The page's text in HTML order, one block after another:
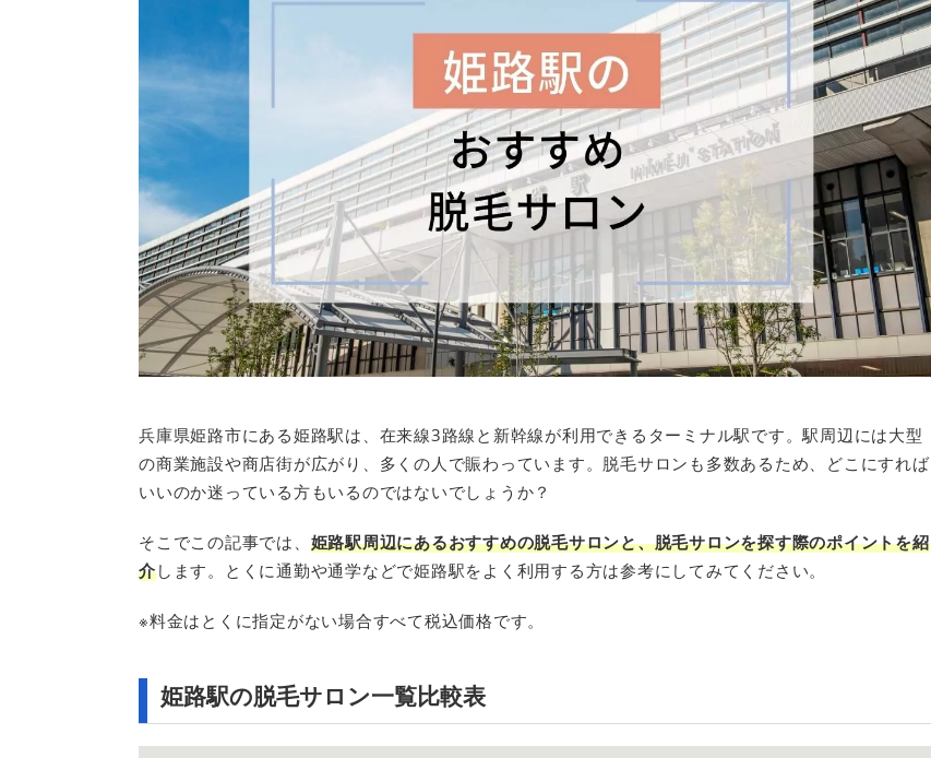
兵庫県姫路市にある姫路駅は、在来線3路線と新幹線が利用できるターミナル駅です。駅周辺には大型
の商業施設や商店街が広がり、多くの人で賑わっています。脱毛サロンも多数あるため、どこにすれば
いいのか迷っている方もいるのではないでしょうか？
そこでこの記事では、 姫路駅周辺にあるおすすめの脱毛サロンと、脱毛サロンを探す際のポイントを紹
介します。とくに通勤や通学などで姫路駅をよく利用する方は参考にしてみてください。
※料金はとくに指定がない場合すべて税込価格です。
姫路駅の脱毛サロン一覧比較表